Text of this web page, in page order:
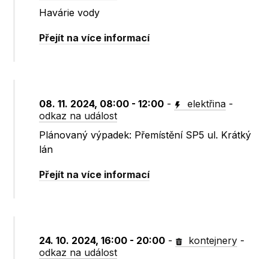
Havárie vody
Přejít na více informací
08. 11. 2024, 08:00 - 12:00 - elektřina -
odkaz na událost
Plánovaný výpadek: Přemístění SP5 ul. Krátký
lán
Přejít na více informací
24. 10. 2024, 16:00 - 20:00 - kontejnery -
odkaz na událost